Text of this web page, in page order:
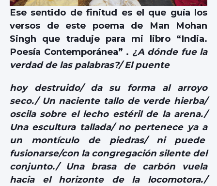
Ese sentido de finitud es el que guía los
versos de este poema de Man Mohan
Singh que traduje para mi libro “India.
Poesía Contemporánea” . ¿A dónde fue la
verdad de las palabras?/ El puente
hoy destruido/ da su forma al arroyo
seco./ Un naciente tallo de verde hierba/
oscila sobre el lecho estéril de la arena./
Una escultura tallada/ no pertenece ya a
un montículo de piedras/ ni puede
fusionarse/con la congregación silente del
conjunto./ Una brasa de carbón vuela
hacia el horizonte de la locomotora./